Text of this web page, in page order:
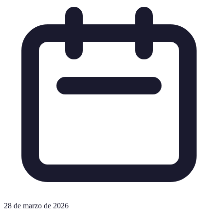
28 de marzo de 2026